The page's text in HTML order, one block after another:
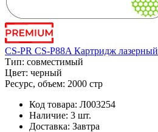
CS-PR CS-P88A Картридж лазерный
Тип: совместимый
Цвет: черный
Ресурс, объем: 2000 стр
Код товара: Л003254
Наличие: 3 шт.
Доставка: Завтра